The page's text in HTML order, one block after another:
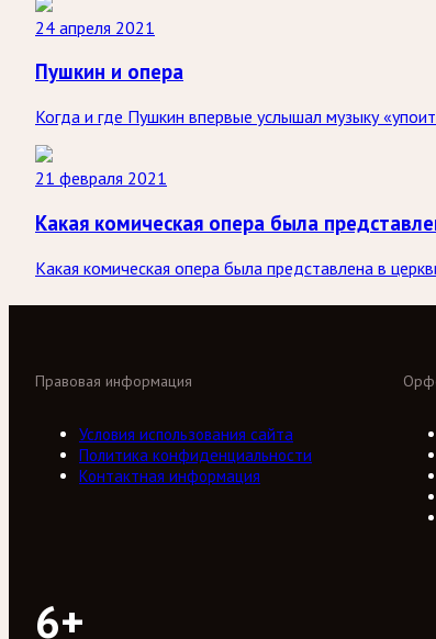
24 апреля 2021
Пушкин и опера
Когда и где Пушкин впервые услышал музыку
21 февраля 2021
Какая комическая опера была
Какая комическая опера была представлена в
Правовая информация
Условия использования сайта
Политика конфиденциальности
Контактная информация
6+